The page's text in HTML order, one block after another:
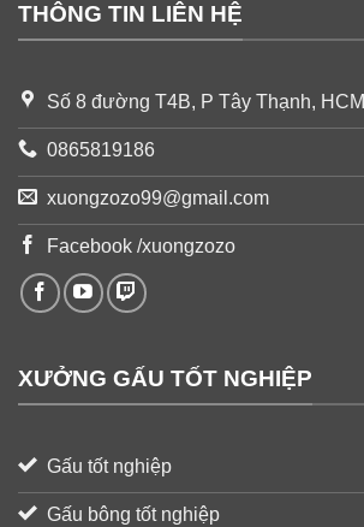
THÔNG TIN LIÊN HỆ
Số 8 đường T4B, P Tây Thạnh, HCM
0865819186
xuongzozo99@gmail.com
Facebook /xuongzozo
XƯỞNG GẤU TỐT NGHIỆP
Gấu tốt nghiệp
Gấu bông tốt nghiệp